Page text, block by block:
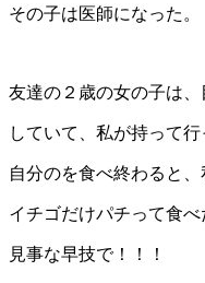
その子は医師になった。
友達の２歳の女の子は、
していて、私が持って
自分のを食べ終わると
イチゴだけパチって食べ
見事な早技で！！！